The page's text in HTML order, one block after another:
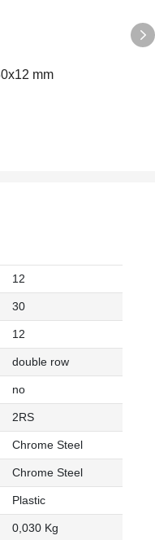
mm
12
30
12
double row
no
2RS
Chrome Steel
Chrome Steel
Plastic
0,030 Kg